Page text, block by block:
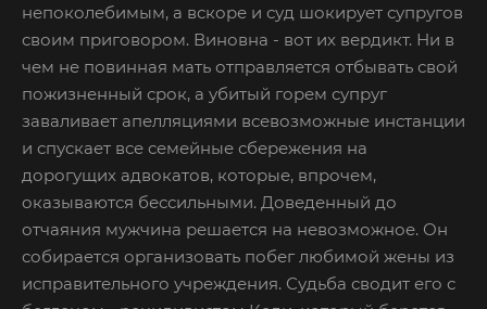
непоколебимым, а вскоре и суд шокирует супругов
своим приговором. Виновна - вот их вердикт. Ни в
чем не повинная мать отправляется отбывать свой
пожизненный срок, а убитый горем супруг
заваливает апелляциями всевозможные инстанции
и спускает все семейные сбережения на
дорогущих адвокатов, которые, впрочем,
оказываются бессильными. Доведенный до
отчаяния мужчина решается на невозможное. Он
собирается организовать побег любимой жены из
исправительного учреждения. Судьба сводит его с